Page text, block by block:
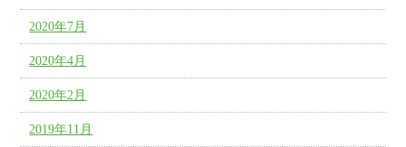
2020年7月
2020年4月
2020年2月
2019年11月